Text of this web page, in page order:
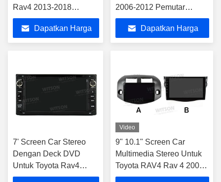
Rav4 2013-2018
Android Mobil
Multimedia Player
Dapatkan Harga
2006-2012 Pemutar
Multimedia Mobil Android
Dapatkan Harga
7' Screen Car Stereo
Dengan Deck DVD
Untuk Toyota Rav4
Corolla Vios Hilux
Video
9" 10.1" Screen Car
Multimedia Stereo Untuk
Toyota RAV4 Rav 4 2006-
2012 GPS CarPlay Player